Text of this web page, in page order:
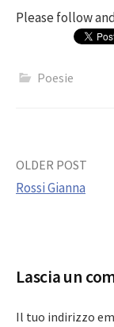
Please follow
Poesie
Post
OLDER POST
Rossi Gianna
Lascia un
Il tuo indirizzo